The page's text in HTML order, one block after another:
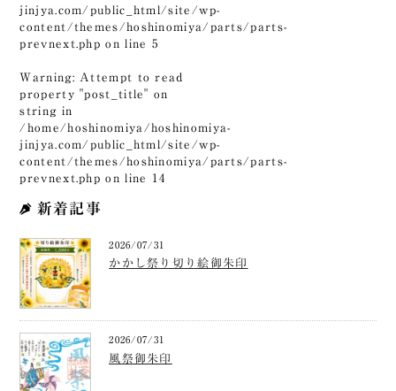
jinjya.com/public_html/site/wp-
content/themes/hoshinomiya/parts/parts-
prevnext.php on line 5
Warning: Attempt to read
property "post_title" on
string in
/home/hoshinomiya/hoshinomiya-
jinjya.com/public_html/site/wp-
content/themes/hoshinomiya/parts/parts-
prevnext.php on line 14
新着記事
2026/07/31
かかし祭り切り絵御朱印
2026/07/31
風祭御朱印